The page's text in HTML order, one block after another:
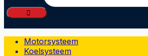
Motorsysteem
Koelsysteem